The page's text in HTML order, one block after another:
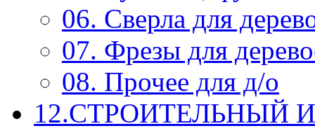
06. Сверла для
07. Фрезы для
08. Прочее для д/о
12.СТРОИТЕЛЬНЫЙ